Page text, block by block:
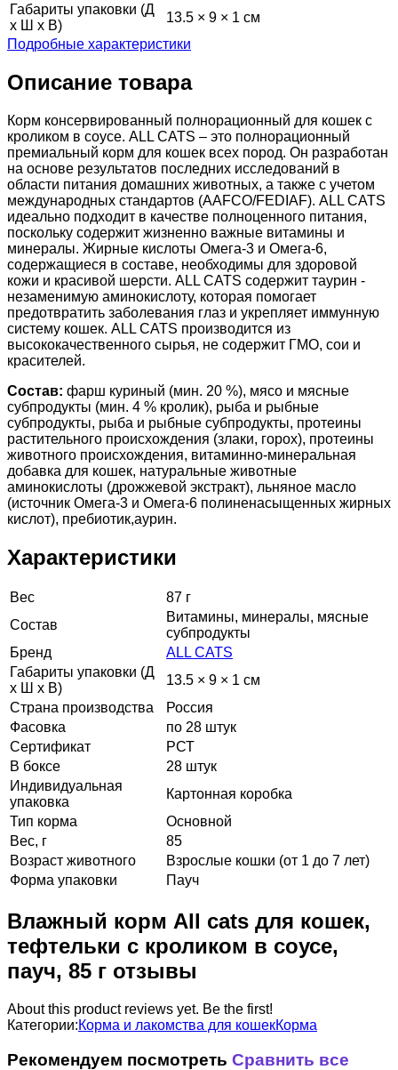
Габариты упаковки (Д
х Ш х В)
13.5 × 9 × 1 см
Подробные характеристики
Описание товара
Корм консервированный полнорационный для кошек с
кроликом в соусе. ALL CATS – это полнорационный
премиальный корм для кошек всех пород. Он разработан
на основе результатов последних исследований в
области питания домашних животных, а также с учетом
международных стандартов (AAFCO/FEDIAF). ALL CATS
идеально подходит в качестве полноценного питания,
поскольку содержит жизненно важные витамины и
минералы. Жирные кислоты Омега-3 и Омега-6,
содержащиеся в составе, необходимы для здоровой
кожи и красивой шерсти. ALL CATS содержит таурин -
незаменимую аминокислоту, которая помогает
предотвратить заболевания глаз и укрепляет иммунную
систему кошек. ALL CATS производится из
высококачественного сырья, не содержит ГМО, сои и
красителей.
Состав: фарш куриный (мин. 20 %), мясо и мясные
субпродукты (мин. 4 % кролик), рыба и рыбные
субпродукты, рыба и рыбные субпродукты, протеины
растительного происхождения (злаки, горох), протеины
животного происхождения, витаминно-минеральная
добавка для кошек, натуральные животные
аминокислоты (дрожжевой экстракт), льняное масло
(источник Омега-3 и Омега-6 полиненасыщенных жирных
кислот), пребиотик,аурин.
Характеристики
Вес
87 г
Состав
Витамины, минералы, мясные
субпродукты
Бренд
ALL CATS
Габариты упаковки (Д
х Ш х В)
13.5 × 9 × 1 см
Страна производства
Россия
Фасовка
по 28 штук
Сертификат
РСТ
В боксе
28 штук
Индивидуальная
упаковка
Картонная коробка
Тип корма
Основной
Вес, г
85
Возраст животного
Взрослые кошки (от 1 до 7 лет)
Форма упаковки
Пауч
Влажный корм All cats для кошек,
тефтельки с кроликом в соусе,
пауч, 85 г отзывы
About this product reviews yet. Be the first!
Категории:Корма и лакомства для кошекКорма
Рекомендуем посмотреть Сравнить все